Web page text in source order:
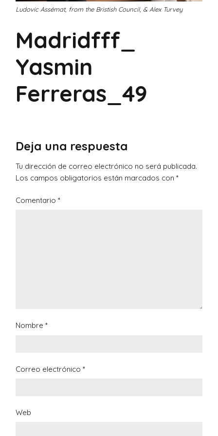
Ludovic Assémat, from the Bristish Council, & Alex Turvey
Madridfff_
Yasmin
Ferreras_49
Deja una respuesta
Tu dirección de correo electrónico no será publicada.
Los campos obligatorios están marcados con *
Comentario *
Nombre *
Correo electrónico *
Web